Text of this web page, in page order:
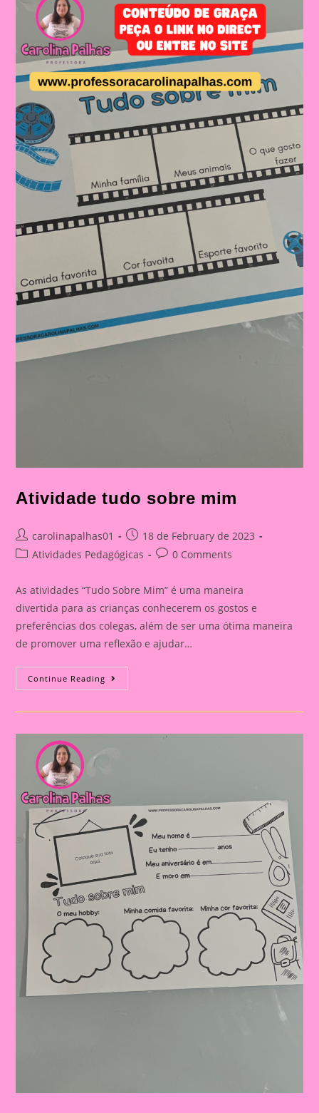
Atividade tudo sobre mim
Post
author:
carolinapalhas01
Post
published:
18 de February de 2023
PostAtividades Pedagógicas
Post0 Comments
As atividades “Tudo Sobre Mim” é uma maneira
divertida para as crianças conhecerem os gostos e
preferências dos colegas, além de ser uma ótima maneira
de promover uma reflexão e ajudar…
Continue Reading Atividade
Tudo
Mim